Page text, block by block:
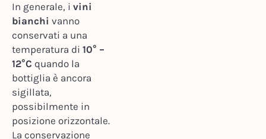
In generale, i vini
bianchi vanno
conservati a una
temperatura di 10° –
12°C quando la
bottiglia è ancora
sigillata,
possibilmente in
posizione orizzontale.
La conservazione